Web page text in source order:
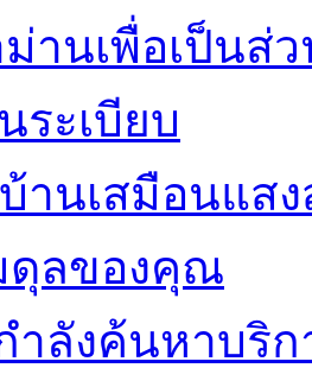
านเพื่อเป็นส่
ระเบียบ
านเสมือนแส
ดุลของคุณ
ลังค้นหาบริกา